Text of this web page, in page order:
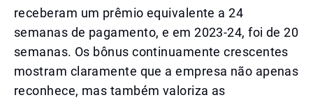
receberam um prêmio equivalente a 24
semanas de pagamento, e em 2023-24, foi de 20
semanas. Os bônus continuamente crescentes
mostram claramente que a empresa não apenas
reconhece, mas também valoriza as